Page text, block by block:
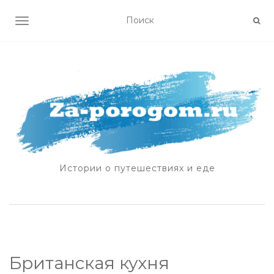
ПОКАЗАТЬ/СКРЫТЬ НАВИГАЦИЮ
Истории о путешествиях и еде
Британская кухня